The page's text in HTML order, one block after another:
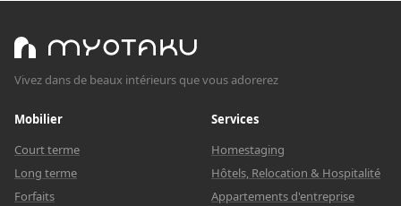
Vivez dans de beaux intérieurs que vous adorerez
Mobilier
Court terme
Long terme
Forfaits
Services
Homestaging
Hôtels, Relocation & Hospitalité
Appartements d'entreprise